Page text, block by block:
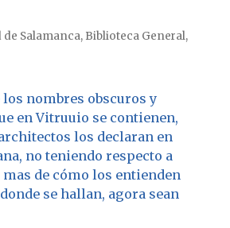
Salamanca, Biblioteca General,
los nombres obscuros y
en Vitruuio se contienen,
los declaran en
no teniendo respecto a
de cómo los entienden
se hallan, agora sean